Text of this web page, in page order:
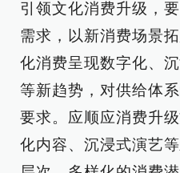
引领文化消费升级，
需求，以新消费场景
化消费呈现数字化、
等新趋势，对供给体
要求。应顺应消费升
化内容、沉浸式演艺